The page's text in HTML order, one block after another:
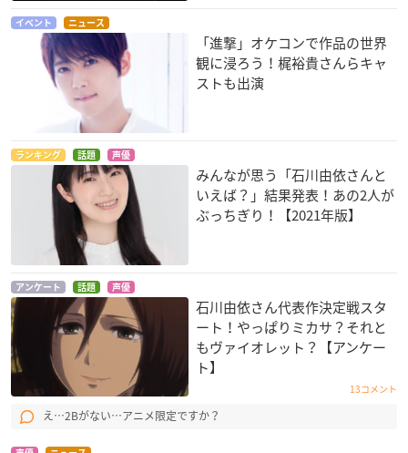
イベント ニュース
「進撃」オケコンで作品の世界
観に浸ろう！梶裕貴さんらキャ
ストも出演
ランキング 話題 声優
みんなが思う「石川由依さんと
いえば？」結果発表！あの2人が
ぶっちぎり！【2021年版】
アンケート 話題 声優
石川由依さん代表作決定戦スタ
ート！やっぱりミカサ？それと
もヴァイオレット？【アンケー
ト】
13コメント
え…2Bがない…アニメ限定ですか？